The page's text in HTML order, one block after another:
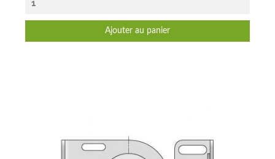
Ajouter au panier